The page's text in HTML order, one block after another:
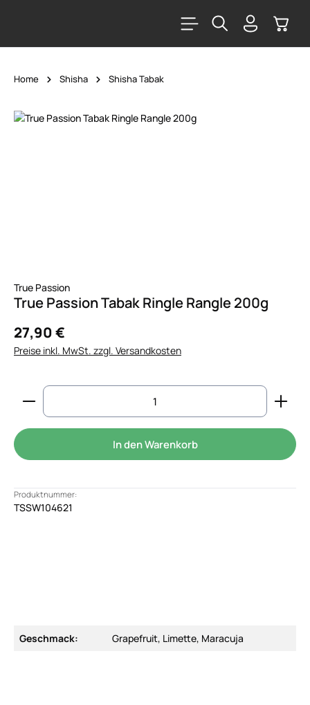
Home Shisha Shisha Tabak
Bildergalerie überspringen
True Passion
True Passion Tabak Ringle Rangle 200g
27,90 €
Preise inkl. MwSt. zzgl. Versandkosten
Produkt Anzahl: Gib den gewünschten Wert
In den Warenkorb
Produktnummer:
TSSW104621
Geschmack: Grapefruit, Limette, Maracuja